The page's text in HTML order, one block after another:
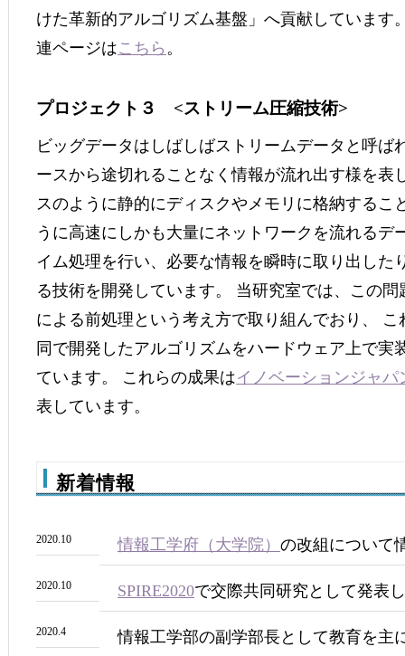
けた革新的アルゴリズム基盤」へ貢献しています
連ページはこちら 。
プロジェクト３ <ストリーム圧縮技術>
ビッグデータはしばしばストリームデータと呼ば
ースから途切れることなく情報が流れ出す様を表
スのように静的にディスクやメモリに格納するこ
うに高速にしかも大量にネットワークを流れるデ
イム処理を行い、必要な情報を瞬時に取り出した
る技術を開発しています。 当研究室では、この
による前処理という考え方で取り組んでおり、
同で開発したアルゴリズムをハードウェア上で実
ています。 これらの成果はイノベーションジャパ
表しています。
新着情報
2020.10 情報工学府（大学院） の改組について
2020.10 SPIRE2020で交際共同研究として発表
2020.4
情報工学部の副学部長として教育を主